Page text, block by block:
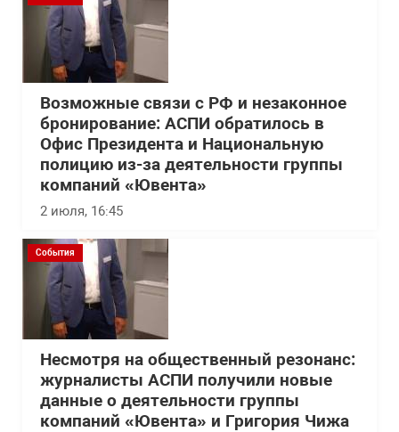
Возможные связи с РФ и незаконное
бронирование: АСПИ обратилось в
Офис Президента и Национальную
полицию из-за деятельности группы
компаний «Ювента»
2 июля, 16:45
События
Несмотря на общественный резонанс:
журналисты АСПИ получили новые
данные о деятельности группы
компаний «Ювента» и Григория Чижа